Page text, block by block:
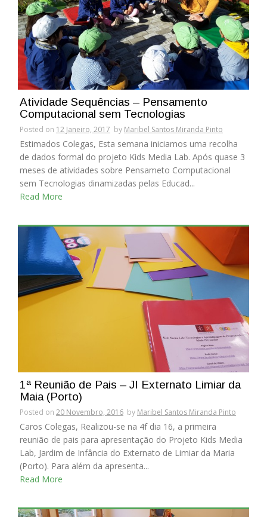
Atividade Sequências – Pensamento
Computacional sem Tecnologias
Posted on 12 Janeiro, 2017 by Maribel Santos Miranda Pinto
Estimados Colegas, Esta semana iniciamos uma recolha
de dados formal do projeto Kids Media Lab. Após quase 3
meses de atividades sobre Pensameto Computacional
sem Tecnologias dinamizadas pelas Educad...
Read More
1ª Reunião de Pais – JI Externato Limiar da
Maia (Porto)
Posted on 20 Novembro, 2016 by Maribel Santos Miranda Pinto
Caros Colegas, Realizou-se na 4f dia 16, a primeira
reunião de pais para apresentação do Projeto Kids Media
Lab, Jardim de Infância do Externato de Limiar da Maria
(Porto). Para além da apresenta...
Read More